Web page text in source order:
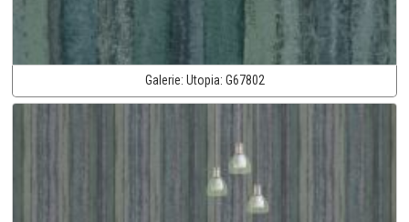
Galerie: Utopia: G67802